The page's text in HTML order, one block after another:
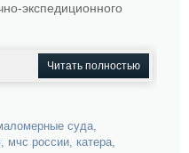
экспедиционного
Читать полностью
суда,
, мчс россии, катера,